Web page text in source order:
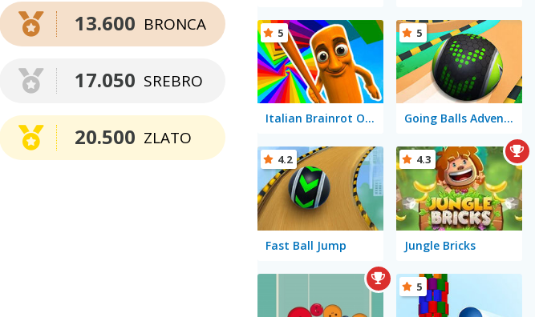
BRONCA
13.600
SREBRO
17.050
ZLATO
20.500
Italian Brainrot Obby Parkour
5
Going Balls Adventure 2
5
Fast Ball Jump
4.2
Jungle Bricks
4.3
5